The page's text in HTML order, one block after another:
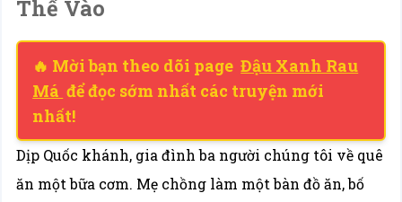
Thể Vào
🔥 Mời bạn theo dõi page Đậu Xanh Rau
Má để đọc sớm nhất các truyện mới
nhất!
Dịp Quốc khánh, gia đình ba người chúng tôi về quê
ăn một bữa cơm. Mẹ chồng làm một bàn đồ ăn, bố